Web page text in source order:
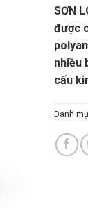
SƠN
được
nhiều
cấu
Danh